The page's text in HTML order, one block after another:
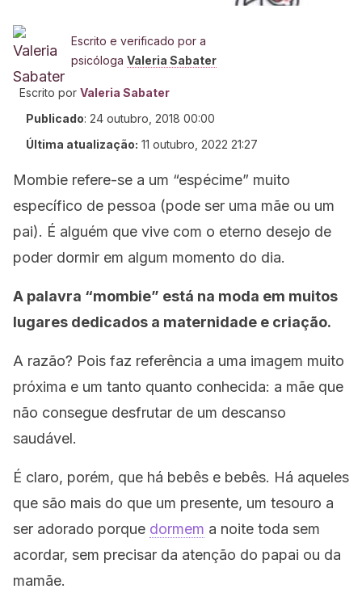
Escrito e verificado por a
psicóloga Valeria Sabater
Escrito por Valeria Sabater
Publicado: 24 outubro, 2018 00:00
Última atualização: 11 outubro, 2022 21:27
Mombie refere-se a um “espécime” muito
específico de pessoa (pode ser uma mãe ou um
pai). É alguém que vive com o eterno desejo de
poder dormir em algum momento do dia.
A palavra “mombie” está na moda em muitos
lugares dedicados a maternidade e criação.
A razão? Pois faz referência a uma imagem muito
próxima e um tanto quanto conhecida: a mãe que
não consegue desfrutar de um descanso
saudável.
É claro, porém, que há bebês e bebês. Há aqueles
que são mais do que um presente, um tesouro a
ser adorado porque dormem a noite toda sem
acordar, sem precisar da atenção do papai ou da
mamãe.